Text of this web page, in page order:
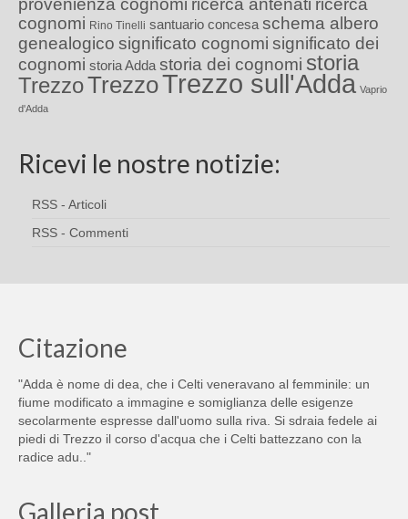
provenienza cognomi ricerca antenati ricerca
cognomi Rino Tinelli santuario concesa schema albero
genealogico significato cognomi significato dei
cognomi storia Adda storia dei cognomi storia
TrezzoTrezzoTrezzo sull'Adda Vaprio
d'Adda
Ricevi le nostre notizie:
RSS - Articoli
RSS - Commenti
Citazione
"Adda è nome di dea, che i Celti veneravano al femminile: un
fiume modificato a immagine e somiglianza delle esigenze
secolarmente espresse dall'uomo sulla riva. Si sdraia fedele ai
piedi di Trezzo il corso d'acqua che i Celti battezzano con la
radice adu.."
Galleria post